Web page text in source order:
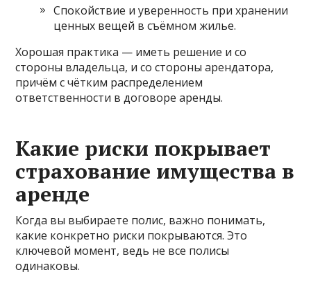
Спокойствие и уверенность при хранении
ценных вещей в съёмном жилье.
Хорошая практика — иметь решение и со
стороны владельца, и со стороны арендатора,
причём с чётким распределением
ответственности в договоре аренды.
Какие риски покрывает
страхование имущества в
аренде
Когда вы выбираете полис, важно понимать,
какие конкретно риски покрываются. Это
ключевой момент, ведь не все полисы
одинаковы.